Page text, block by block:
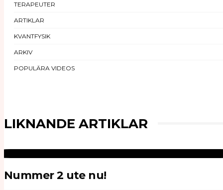
TERAPEUTER
ARTIKLAR
KVANTFYSIK
ARKIV
POPULÄRA VIDEOS
LIKNANDE ARTIKLAR
Nummer 2 ute nu!